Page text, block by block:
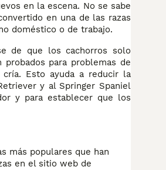
en la escena. No se sabe
en una de las razas
doméstico o de trabajo.
de que los cachorros solo
para problemas de
Esto ayuda a reducir la
y al Springer Spaniel
y para establecer que los
más populares que han
en el sitio web de